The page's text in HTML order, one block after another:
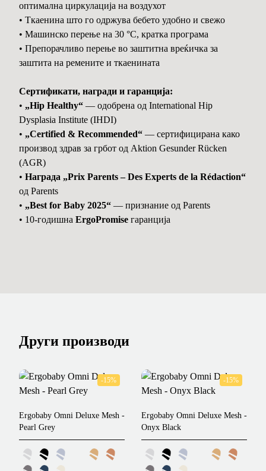
оптимална циркулација на воздухот
• Ткаенина што го одржува бебето удобно и свежо
• Машинско перење на 30 °C, кратка програма
• Препорачливо перење во заштитна вреќичка за
заштита на ремените и ткаенината
Сертификати, награди и гаранција:
• „Hip Healthy“ — одобрена од International Hip
Dysplasia Institute (IHDI)
• „Certified & Recommended“ — сертифицирана како
производ здрав за грбот од Aktion Gesunder Rücken
(AGR)
• Награда „Prix Parents – Des Experts de la Rédaction“
од Parents
• „Best for Baby 2025“ — признание од Parents
• 10-годишна ErgoPromise гаранција
Други производи
-15%
Ergobaby Omni Deluxe Mesh -
Pearl Grey
-15%
Ergobaby Omni Deluxe Mesh -
Onyx Black